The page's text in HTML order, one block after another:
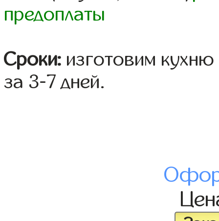
предоплаты
Сроки: изготовим
за 3-7 дней.